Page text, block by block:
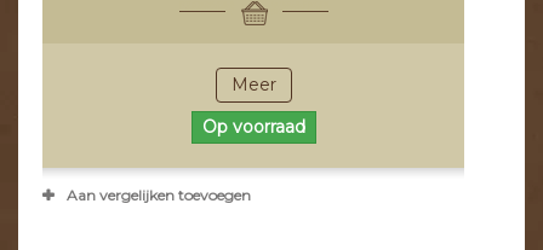
Meer
Op voorraad
Aan vergelijken toevoegen